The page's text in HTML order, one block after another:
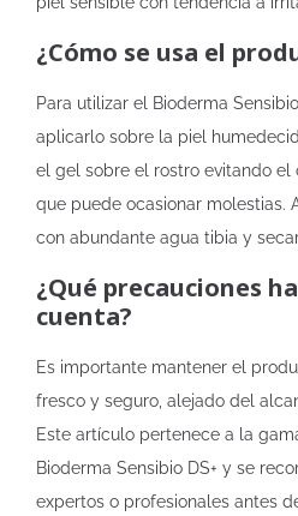
¿Cómo se usa el
Para utilizar el Bioderma
aplicarlo sobre la piel
el gel sobre el rostro evitando el
que puede ocasionar molestias.
con abundante agua tibia y
¿Qué precauciones
cuenta?
Es importante mantener el
fresco y seguro, alejado del
Este artículo pertenece a la
Bioderma Sensibio DS+ y se
expertos o profesionales antes